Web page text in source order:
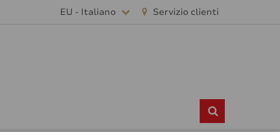
EU - Italiano Servizio clienti